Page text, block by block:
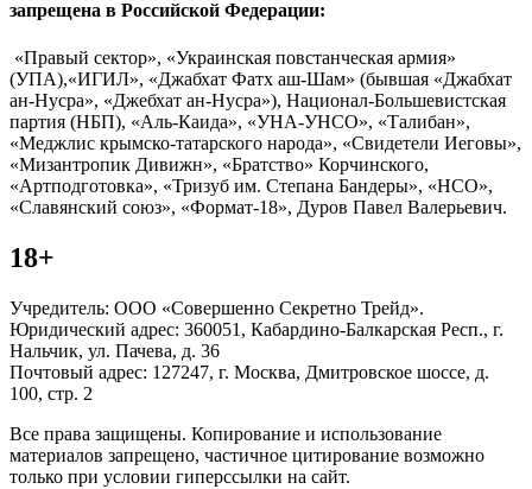
запрещена в Российской Федерации:
«Правый сектор», «Украинская повстанческая армия»
(УПА),«ИГИЛ», «Джабхат Фатх аш-Шам» (бывшая «Джабхат
ан-Нусра», «Джебхат ан-Нусра»), Национал-Большевистская
партия (НБП), «Аль-Каида», «УНА-УНСО», «Талибан»,
«Меджлис крымско-татарского народа», «Свидетели Иеговы»,
«Мизантропик Дивижн», «Братство» Корчинского,
«Артподготовка», «Тризуб им. Степана Бандеры», «НСО»,
«Славянский союз», «Формат-18», Дуров Павел Валерьевич.
18+
Учредитель: ООО «Совершенно Секретно Трейд».
Юридический адрес: 360051, Кабардино-Балкарская Респ., г.
Нальчик, ул. Пачева, д. 36
Почтовый адрес: 127247, г. Москва, Дмитровское шоссе, д.
100, стр. 2
Все права защищены. Копирование и использование
материалов запрещено, частичное цитирование возможно
только при условии гиперссылки на сайт.